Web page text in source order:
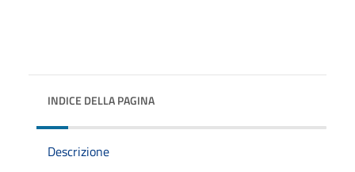
INDICE DELLA PAGINA
Descrizione